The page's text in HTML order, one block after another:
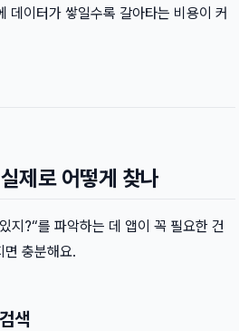
이터가 쌓일수록 갈아타는 비용이 커
제로 어떻게 찾나
지?“를 파악하는 데 앱이 꼭 필요한 건
면 충분해요.
색